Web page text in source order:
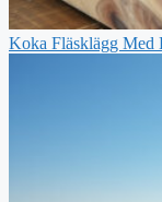
Koka Fläsklägg Med